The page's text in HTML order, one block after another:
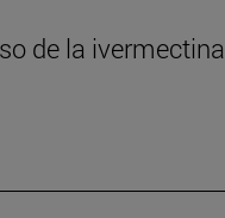
de la ivermectina